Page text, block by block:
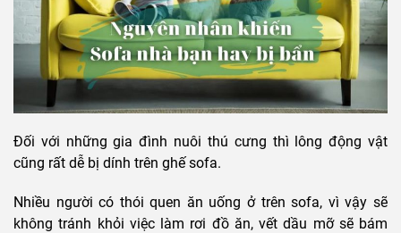
Đối với những gia đình nuôi thú cưng thì lông động vật
cũng rất dễ bị dính trên ghế sofa.
Nhiều người có thói quen ăn uống ở trên sofa, vì vậy sẽ
không tránh khỏi việc làm rơi đồ ăn, vết dầu mỡ sẽ bám